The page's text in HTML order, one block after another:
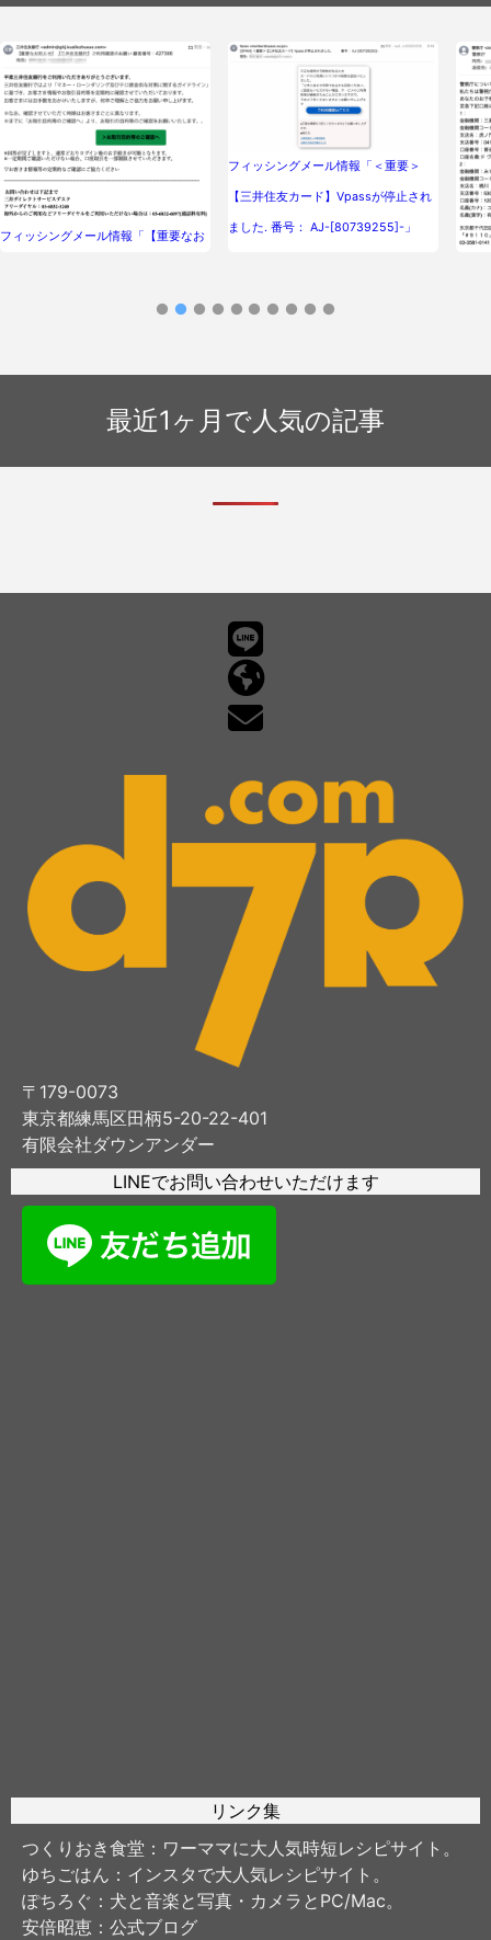
フィッシングメール情報「【重要なお
フィッシングメール情報「＜重要＞
【三井住友カード】Vpassが停止され
ました. 番号： AJ-[80739255]-」
最近1ヶ月で人気の記事
〒179-0073
東京都練馬区田柄5-20-22-401
有限会社ダウンアンダー
LINEでお問い合わせいただけます
リンク集
つくりおき食堂 ：ワーママに大人気時短レシピサイト。
ゆちごはん ：インスタで大人気レシピサイト。
ぽちろぐ ：犬と音楽と写真・カメラとPC/Mac。
安倍昭恵 ：公式ブログ